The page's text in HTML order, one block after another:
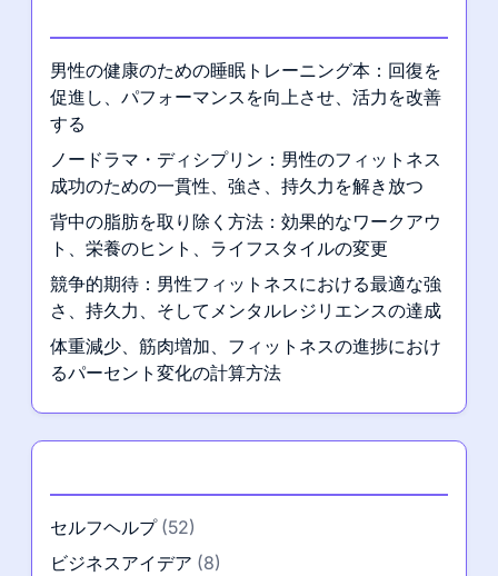
男性の健康のための睡眠トレーニング本：回復を
促進し、パフォーマンスを向上させ、活力を改善
する
ノードラマ・ディシプリン：男性のフィットネス
成功のための一貫性、強さ、持久力を解き放つ
背中の脂肪を取り除く方法：効果的なワークアウ
ト、栄養のヒント、ライフスタイルの変更
競争的期待：男性フィットネスにおける最適な強
さ、持久力、そしてメンタルレジリエンスの達成
体重減少、筋肉増加、フィットネスの進捗におけ
るパーセント変化の計算方法
セルフヘルプ(52)
ビジネスアイデア (8)